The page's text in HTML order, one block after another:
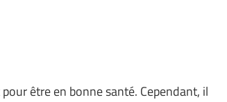
être en bonne santé. Cependant, il